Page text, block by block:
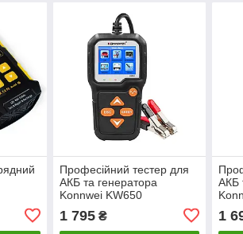
Професійний тестер для
АКБ та генератора
Konnwei KW650
1 795₴
АКБ
1